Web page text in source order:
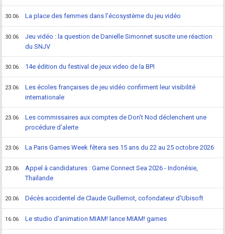
30.06 La place des femmes dans l'écosystème du jeu vidéo
30.06
Jeu vidéo : la question de Danielle Simonnet suscite une réaction
du SNJV
30.06 14e édition du festival de jeux video de la BPI
23.06
Les écoles françaises de jeu vidéo confirment leur visibilité
internationale
23.06
Les commissaires aux comptes de Don't Nod déclenchent une
procédure d'alerte
23.06 La Paris Games Week fêtera ses 15 ans du 22 au 25 octobre 2026
23.06
Appel à candidatures : Game Connect Sea 2026 - Indonésie,
Thaïlande
20.06 Décès accidentel de Claude Guillemot, cofondateur d'Ubisoft
16.06 Le studio d'animation MIAM! lance MIAM! games